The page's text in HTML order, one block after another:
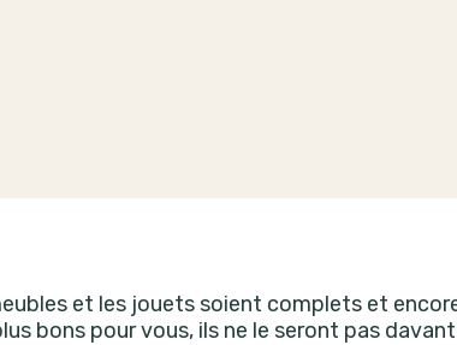
et les jouets soient complets et
bons pour vous, ils ne le seront pas